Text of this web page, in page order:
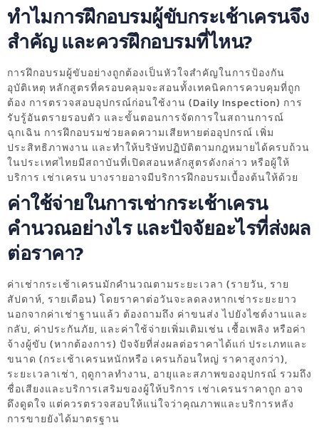
ทำไมการฝึกอบรมผู้ขับกระเช้าเครนจึง
สำคัญ และควรฝึกอบรมที่ไหน?
การฝึกอบรมผู้ขับอย่างถูกต้องเป็นหัวใจสำคัญในการป้องกัน
อุบัติเหตุ หลักสูตรที่ครอบคลุมจะสอนทั้งเทคนิคการควบคุมที่ถูก
ต้อง การตรวจสอบอุปกรณ์ก่อนใช้งาน (Daily Inspection) การ
รับรู้อันตรายรอบตัว และขั้นตอนการจัดการในสถานการณ์
ฉุกเฉิน การฝึกอบรมช่วยลดความเสียหายต่ออุปกรณ์ เพิ่ม
ประสิทธิภาพงาน และทำให้บริษัทปฏิบัติตามกฎหมายได้ครบถ้วน
ในประเทศไทยมีสถาบันที่เปิดสอนหลักสูตรดังกล่าว หรือผู้ให้
บริการ เช่าเครน บางรายอาจมีบริการฝึกอบรมเบื้องต้นให้ด้วย
ค่าใช้จ่ายในการเช่ากระเช้าเครน
คำนวณอย่างไร และปัจจัยอะไรที่ส่งผล
ต่อราคา?
ค่าเช่ากระเช้าเครนมักคำนวณตามระยะเวลา (รายวัน, ราย
สัปดาห์, รายเดือน) โดยราคาต่อวันจะลดลงหากเช่าระยะยาว
นอกจากค่าเช่าฐานแล้ว ต้องถามถึง ค่าขนส่ง ไปยังไซต์งานและ
กลับ, ค่าประกันภัย, และค่าใช้จ่ายเพิ่มเติมเช่น เชื้อเพลิง หรือค่า
จ้างผู้ขับ (หากต้องการ) ปัจจัยที่ส่งผลต่อราคาได้แก่ ประเภทและ
ขนาด (กระเช้าเครนหนักหรือ เครนก้อนใหญ่ ราคาสูงกว่า),
ระยะเวลาเช่า, ฤดูกาลทำงาน, อายุและสภาพของอุปกรณ์ รวมถึง
ชื่อเสียงและบริการเสริมของผู้ให้บริการ เช่าเครนราคาถูก อาจ
ดึงดูดใจ แต่ควรตรวจสอบให้แน่ใจว่าคุณภาพและบริการหลัง
การขายยังได้มาตรฐาน